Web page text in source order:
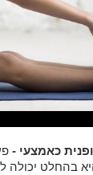
כאמצעי -
בהחלט יכולה